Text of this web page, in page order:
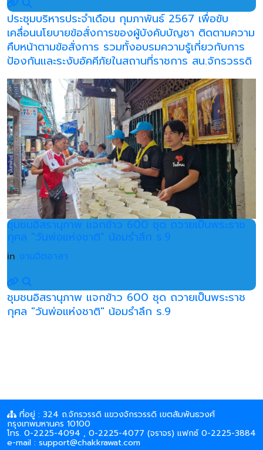
ประชุมบริหารประจำเดือน กุมภาพันธ์ 2567 เพื่อขับ
เคลื่อนนโยบายข้อสั่งการของผู้บังคับบัญชา ติดตามความ
คืบหน้าตามข้อสั่งการ รวมทั้งอบรมความรู้เกี่ยวกับการ
ป้องกันและระงับอัคคีภัยในสถานที่ราชการ สน.จักรวรรดิ
ชุมชนอิสรานุภาพ แจกข้าว 600 ชุด ถวายเป็นพระราช
กุศล "วันพ่อแห่งชาติ" น้อมรำลึก ร.9
in งานจิตอาสา
ชุมชนอิสรานุภาพ แจกข้าว 600 ชุด ถวายเป็นพระราช
กุศล "วันพ่อแห่งชาติ" น้อมรำลึก ร.9
ที่อยู่ : 324 ถ.จักรวรรดิ แขวงจักรวรรดิ เขตสัมพันธวงศ์
กรุงเทพมหานคร 10100
โทร. 0-2225-4094 , 0-2225-4077 (จราจร) แฟกซ์ 0-2225-3884
e-mail : support@chakkrawat.com